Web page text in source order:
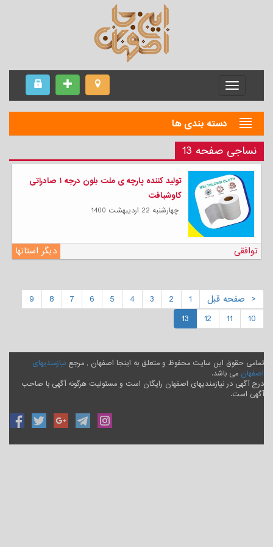
Menu
دسته بندی ها
نساجی صفحه 13
تولید کننده پارچه ی ملت بلون درجه ۱ صادراتی
کاوشبافت
چهارشنبه 22 ارديبهشت 1400
دیگر استانها توافقی
< صفحه قبل 1
2
3
4
5
6
7
8
9
10
11
12
13
تمامی حقوق این سایت محفوظ و متعلق به اینجا اصفهان , مرجع نیازمندیهای
اصفهان می باشد.
درج آگهی در نیازمندیهای اصفهان رایگان است و مسئولیت هرگونه آگهی با صاحب
آگهی است.